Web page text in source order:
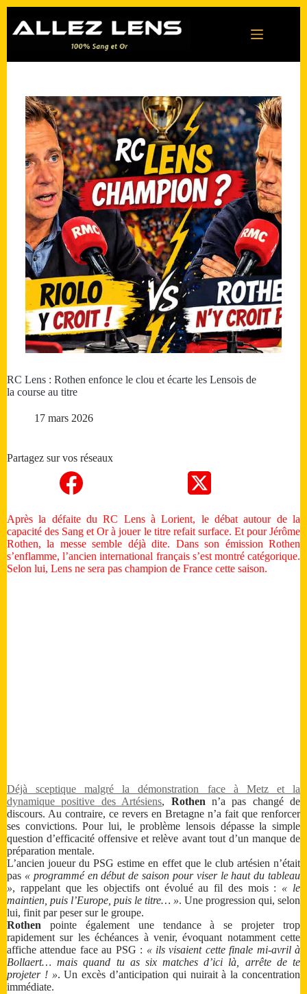
contenu
RC Lens : Rothen enfonce le clou et écarte les Lensois de
la course au titre
17 mars 2026
Partagez sur vos réseaux
Après la défaite du RC Lens à Lorient, le débat autour de la
capacité des Sang et Or à jouer le titre refait surface. Et pour Jérôme
Rothen, la messe semble déjà dite. Dans son émission Rothen
s’enflamme, l’ancien international français s’est montré catégorique.
Selon lui, Lens ne sera pas champion de France cette saison.
Déjà sceptique malgré la démonstration face à Metz et la
dynamique positive des Artésiens, Rothen n’a pas changé de
discours. Au contraire, ce revers en Bretagne n’a fait que renforcer
ses convictions. Pour lui, le problème lensois dépasse la simple
question d’efficacité offensive et relève avant tout d’un manque de
préparation mentale.
L’ancien joueur du PSG estime en effet que le club artésien n’était
pas « programmé en début de saison pour viser le haut du tableau
», rappelant que les objectifs ont évolué au fil des mois : « le
maintien, puis l’Europe, puis le titre… ». Une progression qui, selon
lui, finit par peser sur le groupe.
Rothen pointe également une tendance à se projeter trop
rapidement sur les échéances à venir, évoquant notamment cette
affiche attendue face au PSG : « ils visaient cette finale mi-avril à
Bollaert… mais quand tu as six matches d’ici là, arrête de te
projeter ! ». Un excès d’anticipation qui nuirait à la concentration
immédiate.